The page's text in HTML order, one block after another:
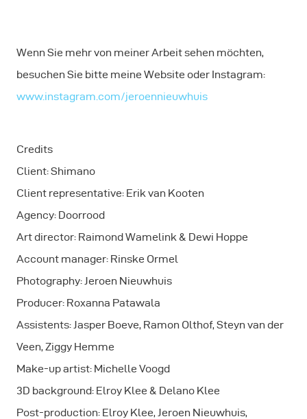
Wenn Sie mehr von meiner Arbeit sehen möchten,
besuchen Sie bitte meine Website oder Instagram:
www.instagram.com/jeroennieuwhuis
Credits
Client: Shimano
Client representative: Erik van Kooten
Agency: Doorrood
Art director: Raimond Wamelink & Dewi Hoppe
Account manager: Rinske Ormel
Photography: Jeroen Nieuwhuis
Producer: Roxanna Patawala
Assistents: Jasper Boeve, Ramon Olthof, Steyn van der
Veen, Ziggy Hemme
Make-up artist: Michelle Voogd
3D background: Elroy Klee & Delano Klee
Post-production: Elroy Klee, Jeroen Nieuwhuis,